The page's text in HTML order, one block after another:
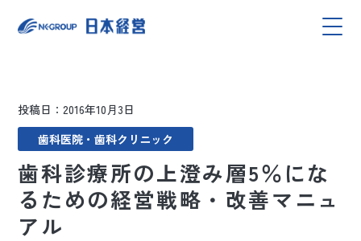
投稿日：2016年10月3日
歯科医院・歯科クリニック
歯科診療所の上澄み層5％にな
るための経営戦略・改善マニュ
アル